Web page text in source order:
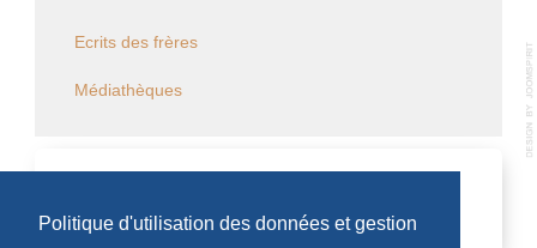
Politique d'utilisation des données et gestion
Ecrits des frères
Médiathèques
Aucun évènement